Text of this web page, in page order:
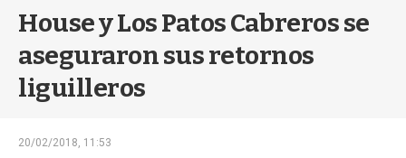
House y Los Patos Cabreros se
aseguraron sus retornos
liguilleros
20/02/2018, 11:53